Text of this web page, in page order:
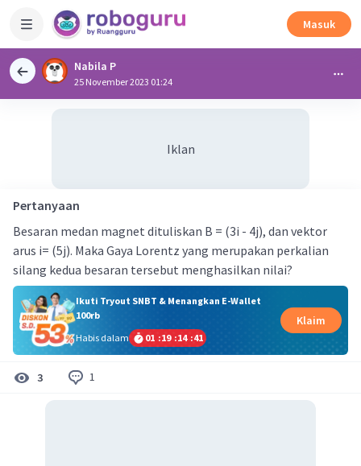
Masuk
Nabila P
25 November 2023 01:24
Iklan
Pertanyaan
Besaran medan magnet dituliskan B = (3i - 4j), dan vektor
arus i= (5j). Maka Gaya Lorentz yang merupakan perkalian
silang kedua besaran tersebut menghasilkan nilai?
Ikuti Tryout SNBT & Menangkan E-Wallet
100rb
Habis dalam
01 :19 :14 :40
Klaim
3 1